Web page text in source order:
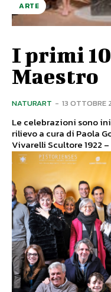
ARTE
I primi
Maestro
NATURART - 13 OTTOBRE
Le celebrazioni sono
rilievo a cura di Paola
Vivarelli Scultore 1922 –